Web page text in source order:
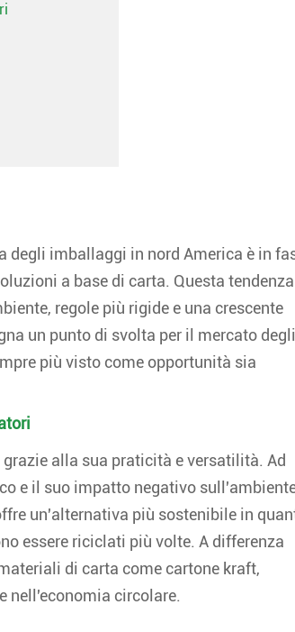
degli imballaggi in nord America è in
a base di carta. Questa
regole più rigide e una crescente
un punto di svolta per il mercato degli
più visto come opportunità sia
alla sua praticità e versatilità. Ad
e il suo impatto negativo
un'alternativa più sostenibile in
essere riciclati più volte. A differenza
di carta come cartone kraft,
nell'economia circolare.